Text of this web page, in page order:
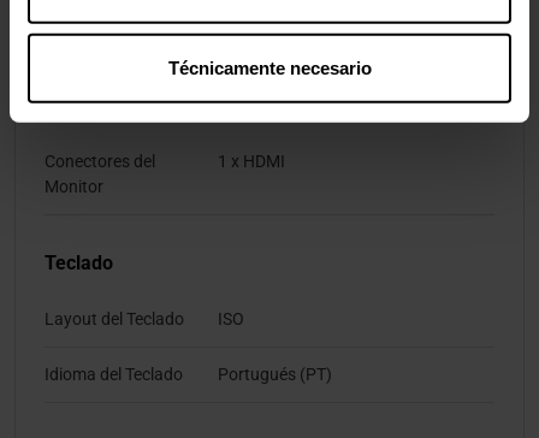
Técnicamente necesario
Sistema Operativo FreeDOS
Puertas Externas
Conectores del
Monitor
1 x HDMI
Teclado
Layout del Teclado ISO
Idioma del Teclado Portugués (PT)